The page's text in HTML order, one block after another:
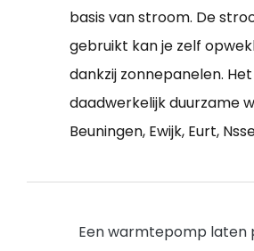
basis van stroom. De
gebruikt kan je zelf
dankzij zonnepanelen.
daadwerkelijk duurzame
Beuningen, Ewijk, Eurt,
Een warmtepomp laten